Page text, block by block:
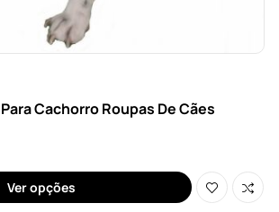
Cachorro Roupas De Cães
Ver opções